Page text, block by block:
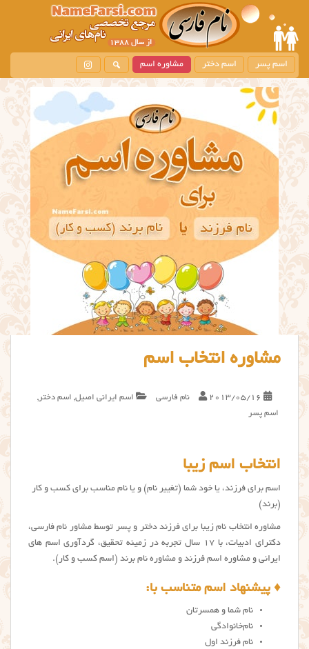
m
i
c
n
t
اسم پسر اسم دختر مشاوره اسم
مشاوره انتخاب اسم
2013/05/16 نام فارسی اسم ایرانی اصیل, اسم دختر ,
اسم پسر
انتخاب اسم زیبا
اسم برای فرزند، یا خود شما (تغییر نام) و یا نام مناسب برای کسب و کار
(برند)
مشاوره انتخاب نام زیبا برای فرزند دختر و پسر توسط مشاور نام فارسی،
دکترای ادبیات، با 17 سال تجربه در زمینه تحقیق، گردآوری اسم های
ایرانی و مشاوره اسم فرزند و مشاوره نام برند (اسم کسب و کار).
♦️ پیشنهاد اسم متناسب با:
نام شما و همسرتان
نام‌خانوادگی
نام‌ فرزند اول